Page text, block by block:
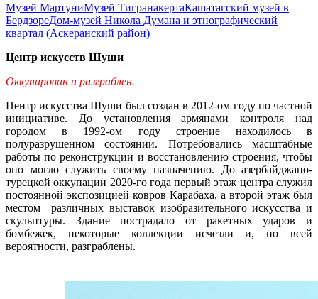
Музей МартуниМузей ТигранакертаКашатагский музей в
БердзореДом-музей Никола Думана и этнографический
квартал (Аскеранский район)
Центр искусств Шуши
Оккупирован и разграблен.
Центр искусства Шуши был создан в 2012-ом году по частной
инициативе. До установления армянами контроля над
городом в 1992-ом году строение находилось в
полуразрушенном состоянии. Потребовались масштабные
работы по реконструкции и восстановлению строения, чтобы
оно могло служить своему назначению. До азербайджано-
турецкой оккупации 2020-го года первый этаж центра служил
постоянной экспозицией ковров Карабаха, а второй этаж был
местом различных выставок изобразительного искусства и
скульптуры. Здание пострадало от ракетных ударов и
бомбежек, некоторые коллекции исчезли и, по всей
вероятности, разграблены.